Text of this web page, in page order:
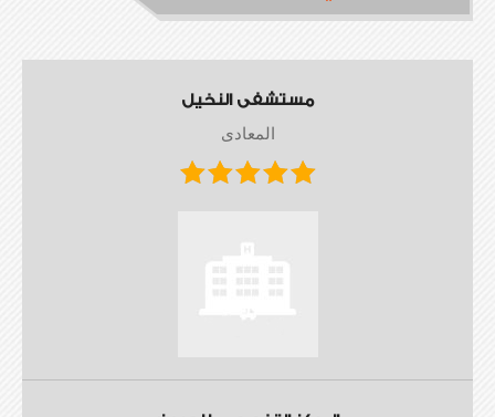
مستشفى النخيل
المعادى